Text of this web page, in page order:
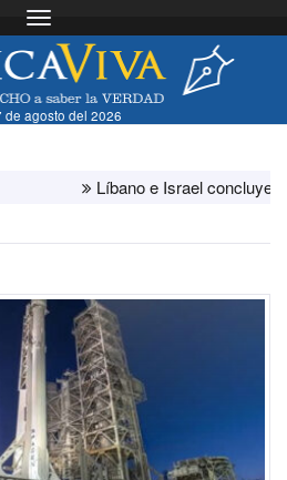
Toggle navigation
de agosto del 2026
Líbano e Israel concluyen